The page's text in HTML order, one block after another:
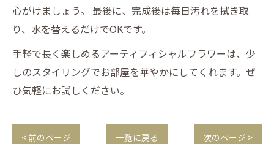
心がけましょう。 最後に、完成後は毎日汚れを拭き取
り、水を替えるだけでOKです。
手軽で長く楽しめるアーティフィシャルフラワーは、少
しのスタイリングでお部屋を華やかにしてくれます。ぜ
ひ気軽にお試しください。
< 前のページ 一覧に戻る 次のページ >